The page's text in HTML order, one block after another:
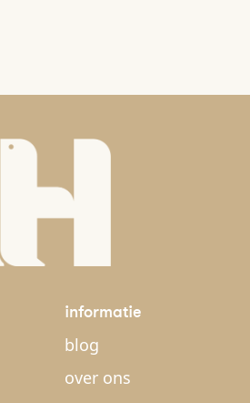
informatie
blog
over ons